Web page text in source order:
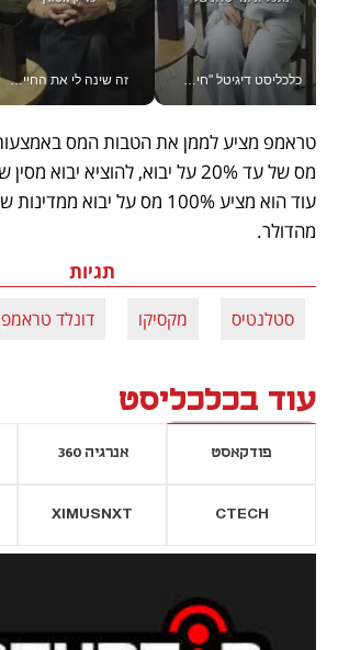
כלכליסט דיגיטל "חינוך הוא המשימה של החיים שלי"_v זה שינה לי את החיים: איך עידו איז'ק הופך את הסמארטפון לכלי צילום מקצועי_v
מהדולר.
תגיות
סטלנטיס מקסיקו דונלד טראמפ
עוד בכלכליסט
פודקאסט אנרגיה 360
CTECH
XIMUSNXT
חדשה